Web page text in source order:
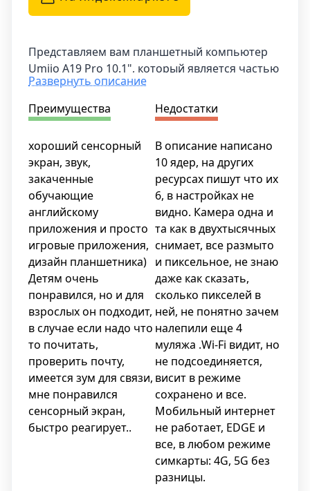
Представляем вам планшетный компьютер
Umiio A19 Pro 10.1", который является частью
новой линейки устройств от производителя
Umiio. Этот планшет был анонсирован в 2023
году и обладает множеством функций,
комфортным использованием.
У планшета Umiio A19 Pro 10.1" имеется
большой дисплей с диагональю 10.1 дюйма,
что позволяет наслаждаться яркими и
четкими изображениями. Разрешение экрана
соответствует формату Full HD, обеспечивая
детализацию и реалистичность изображения.
Благодаря частоте обновления экрана в 140
Гц, вы сможете наслаждаться плавными
переходами и быстрым откликом.
Мощность планшета обеспечивается 8-
ядерным процессором, который позволяет
выполнять множество задач одновременно
без задержек и тормозов. Вы сможете
наслаждаться плавным и быстрым
функционированием устройства.
Планшет Umiio A19 Pro 10.1" оснащен micro-
USB разъемом для зарядки, что обеспечивает
Развернуть описание
Преимущества
хороший сенсорный
экран, звук,
закаченные
обучающие
английскому
приложения и просто
игровые приложения,
дизайн планшетника)
Детям очень
понравился, но и для
взрослых он подходит,
в случае если надо что
то почитать,
проверить почту,
имеется зум для связи,
мне понравился
сенсорный экран,
быстро реагирует..
Недостатки
В описание написано
10 ядер, на других
ресурсах пишут что их
6, в настройках не
видно. Камера одна и
та как в двухтысячных
снимает, все размыто
и пиксельное, не знаю
даже как сказать,
сколько пикселей в
ней, не понятно зачем
налепили еще 4
муляжа .Wi-Fi видит, но
не подсоединяется,
висит в режиме
сохранено и все.
Мобильный интернет
не работает, EDGE и
все, в любом режиме
симкарты: 4G, 5G без
разницы.